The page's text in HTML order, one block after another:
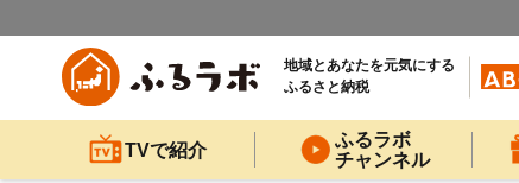
地域とあなたを元気にする
ふるさと納税
TVで紹介
ふるラボ
チャンネル